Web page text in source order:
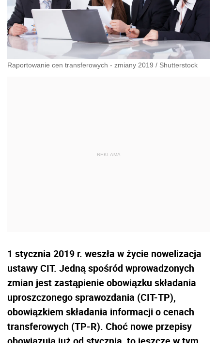
Raportowanie cen transferowych - zmiany 2019 / Shutterstock
1 stycznia 2019 r. weszła w życie nowelizacja
ustawy CIT. Jedną spośród wprowadzonych
zmian jest zastąpienie obowiązku składania
uproszczonego sprawozdania (CIT-TP),
obowiązkiem składania informacji o cenach
transferowych (TP-R). Choć nowe przepisy